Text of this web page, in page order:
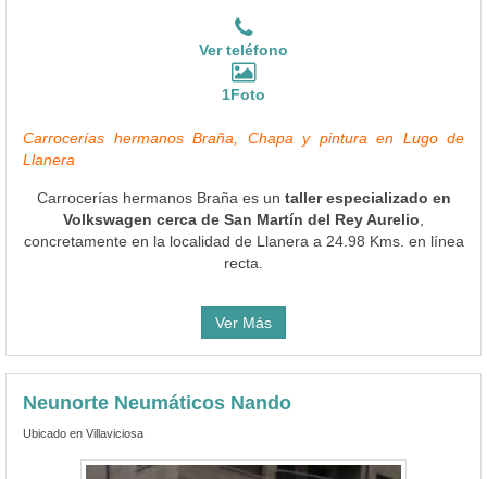
Ver teléfono
1Foto
Carrocerías hermanos Braña, Chapa y pintura en Lugo de
Llanera
Carrocerías hermanos Braña es un taller especializado en
Volkswagen cerca de San Martín del Rey Aurelio
concretamente en la localidad de Llanera a 24.98 Kms. en línea
recta.
Ver Más
Neunorte Neumáticos Nando
Ubicado en Villaviciosa